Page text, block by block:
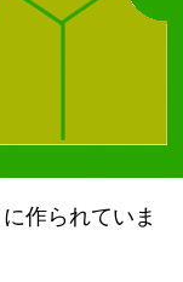
作られていま